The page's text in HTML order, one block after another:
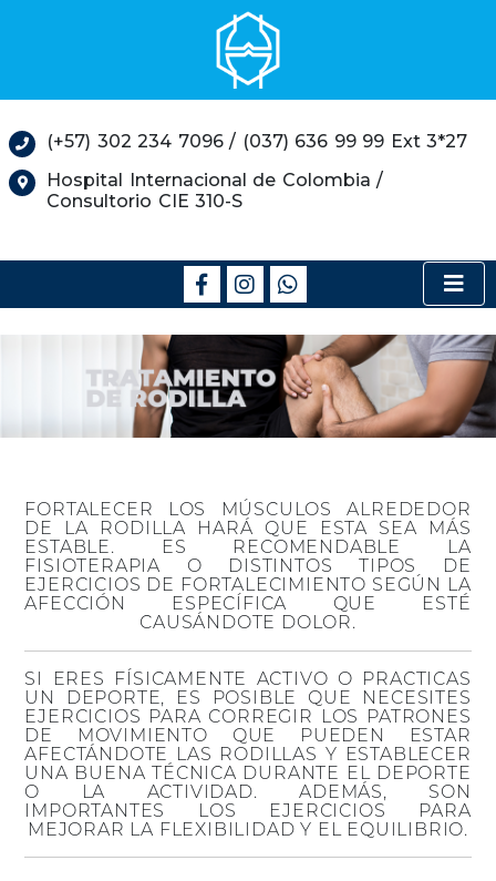
(+57) 302 234 7096 / (037) 636 99 99 Ext 3*27
Hospital Internacional de Colombia /
Consultorio CIE 310-S
FORTALECER LOS MÚSCULOS ALREDEDOR
DE LA RODILLA HARÁ QUE ESTA SEA MÁS
ESTABLE. ES RECOMENDABLE LA
FISIOTERAPIA O DISTINTOS TIPOS DE
EJERCICIOS DE FORTALECIMIENTO SEGÚN LA
AFECCIÓN ESPECÍFICA QUE ESTÉ
CAUSÁNDOTE DOLOR.
SI ERES FÍSICAMENTE ACTIVO O PRACTICAS
UN DEPORTE, ES POSIBLE QUE NECESITES
EJERCICIOS PARA CORREGIR LOS PATRONES
DE MOVIMIENTO QUE PUEDEN ESTAR
AFECTÁNDOTE LAS RODILLAS Y ESTABLECER
UNA BUENA TÉCNICA DURANTE EL DEPORTE
O LA ACTIVIDAD. ADEMÁS, SON
IMPORTANTES LOS EJERCICIOS PARA
MEJORAR LA FLEXIBILIDAD Y EL EQUILIBRIO.